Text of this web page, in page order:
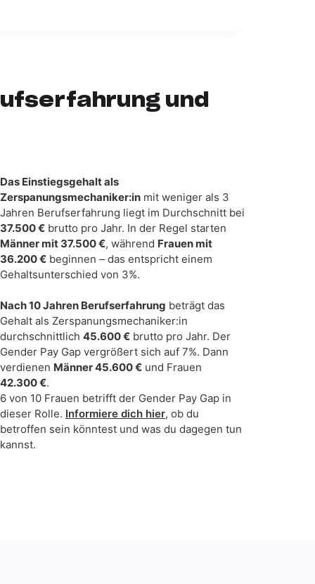
und
Das Einstiegsgehalt als
Zerspanungsmechaniker:in mit weniger als 3
Jahren Berufserfahrung liegt im Durchschnitt bei
37.500 € brutto pro Jahr. In der Regel starten
Männer mit 37.500 €, während Frauen mit
36.200 € beginnen – das entspricht einem
Gehaltsunterschied von 3%.
Nach 10 Jahren Berufserfahrung beträgt das
Gehalt als Zerspanungsmechaniker:in
durchschnittlich 45.600 € brutto pro Jahr. Der
Gender Pay Gap vergrößert sich auf 7%. Dann
verdienen Männer 45.600 € und Frauen
42.300 €.
6 von 10 Frauen betrifft der Gender Pay Gap in
dieser Rolle. Informiere dich hier, ob du
betroffen sein könntest und was du dagegen tun
kannst.